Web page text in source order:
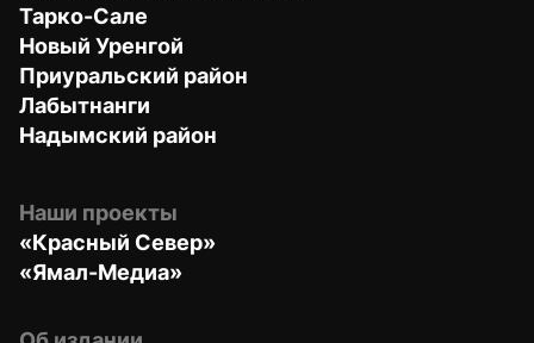
Тарко-Сале
Новый Уренгой
Приуральский район
Лабытнанги
Надымский район
Наши проекты
«Красный Север»
«Ямал-Медиа»